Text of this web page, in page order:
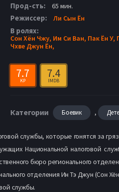
Прод-сть: 65 мин.
Режиссер: Ли Сын Ён
В ролях:
Сон Хён Чжу, Им Си Ван, Пак Ён У,
Чхве Джун Ён,
7.7
KP
7.4
IMDB
Категории Боевик ,
службы, которые гонятся за
Национальной налоговой
бюро регионального
отделения Ин Тэ Джун (Сон
службы.